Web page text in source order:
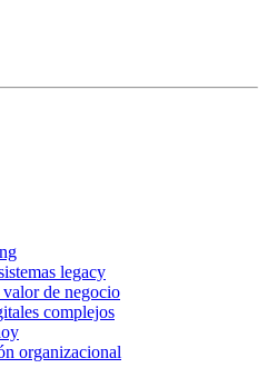
legacy
de negocio
complejos
organizacional